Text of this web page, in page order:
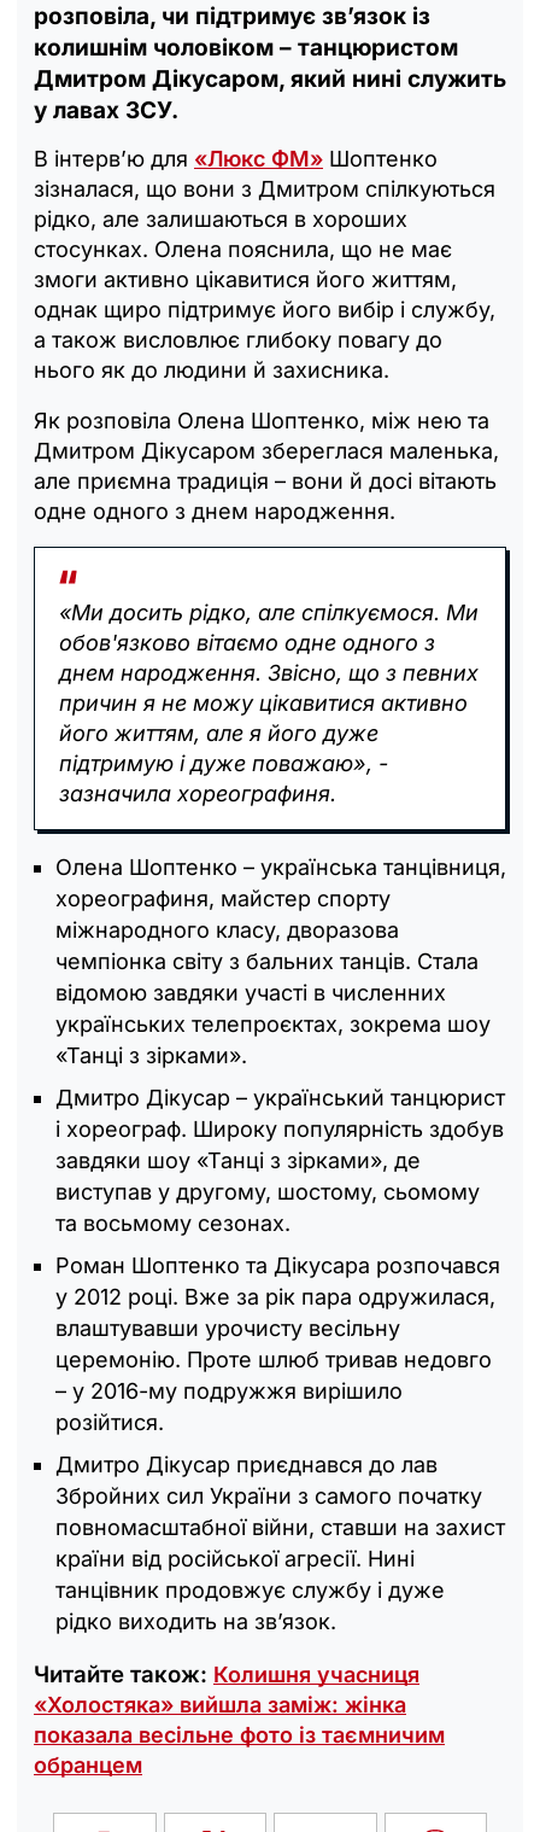
розповіла, чи підтримує зв’язок із
колишнім чоловіком – танцюристом
Дмитром Дікусаром, який нині служить
у лавах ЗСУ.
В інтерв’ю для «Люкс ФМ» Шоптенко
зізналася, що вони з Дмитром спілкуються
рідко, але залишаються в хороших
стосунках. Олена пояснила, що не має
змоги активно цікавитися його життям,
однак щиро підтримує його вибір і службу,
а також висловлює глибоку повагу до
нього як до людини й захисника.
Як розповіла Олена Шоптенко, між нею та
Дмитром Дікусаром збереглася маленька,
але приємна традиція – вони й досі вітають
одне одного з днем народження.
«Ми досить рідко, але спілкуємося. Ми
обов'язково вітаємо одне одного з
днем народження. Звісно, що з певних
причин я не можу цікавитися активно
його життям, але я його дуже
підтримую і дуже поважаю», -
зазначила хореографиня.
Олена Шоптенко – українська танцівниця,
хореографиня, майстер спорту
міжнародного класу, дворазова
чемпіонка світу з бальних танців. Стала
відомою завдяки участі в численних
українських телепроєктах, зокрема шоу
«Танці з зірками».
Дмитро Дікусар – український танцюрист
і хореограф. Широку популярність здобув
завдяки шоу «Танці з зірками», де
виступав у другому, шостому, сьомому
та восьмому сезонах.
Роман Шоптенко та Дікусара розпочався
у 2012 році. Вже за рік пара одружилася,
влаштувавши урочисту весільну
церемонію. Проте шлюб тривав недовго
– у 2016-му подружжя вирішило
розійтися.
Дмитро Дікусар приєднався до лав
Збройних сил України з самого початку
повномасштабної війни, ставши на захист
країни від російської агресії. Нині
танцівник продовжує службу і дуже
рідко виходить на зв’язок.
Читайте також: Колишня учасниця
«Холостяка» вийшла заміж: жінка
показала весільне фото із таємничим
обранцем